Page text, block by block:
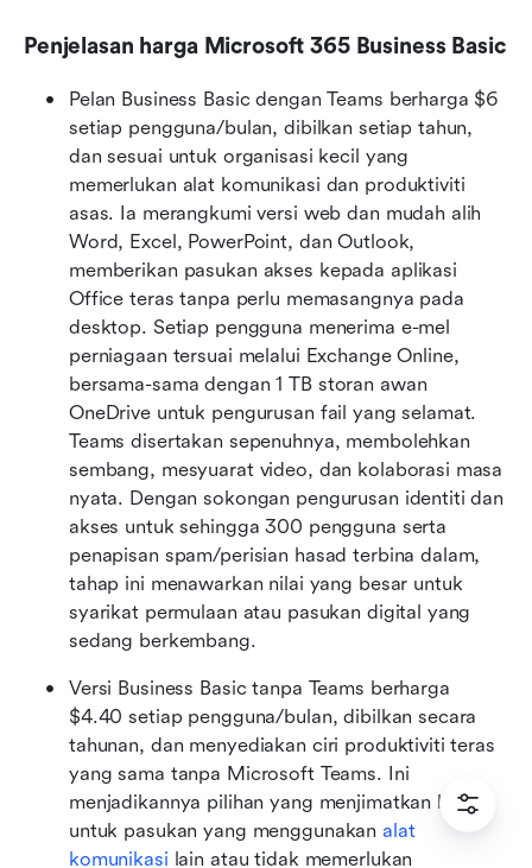
Penjelasan harga Microsoft 365 Business Basic
Pelan Business Basic dengan Teams berharga $6
setiap pengguna/bulan, dibilkan setiap tahun,
dan sesuai untuk organisasi kecil yang
memerlukan alat komunikasi dan produktiviti
asas. Ia merangkumi versi web dan mudah alih
Word, Excel, PowerPoint, dan Outlook,
memberikan pasukan akses kepada aplikasi
Office teras tanpa perlu memasangnya pada
desktop. Setiap pengguna menerima e-mel
perniagaan tersuai melalui Exchange Online,
bersama-sama dengan 1 TB storan awan
OneDrive untuk pengurusan fail yang selamat.
Teams disertakan sepenuhnya, membolehkan
sembang, mesyuarat video, dan kolaborasi masa
nyata. Dengan sokongan pengurusan identiti dan
akses untuk sehingga 300 pengguna serta
penapisan spam/perisian hasad terbina dalam,
tahap ini menawarkan nilai yang besar untuk
syarikat permulaan atau pasukan digital yang
sedang berkembang.
Versi Business Basic tanpa Teams berharga
$4.40 setiap pengguna/bulan, dibilkan secara
tahunan, dan menyediakan ciri produktiviti teras
yang sama tanpa Microsoft Teams. Ini
menjadikannya pilihan yang menjimatkan kos
untuk pasukan yang menggunakan alat
komunikasi lain atau tidak memerlukan